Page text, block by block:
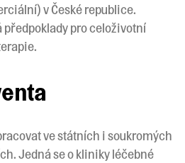
v České republice.
předpoklady pro celoživotní
ve státních i soukromých
Jedná se o kliniky léčebné